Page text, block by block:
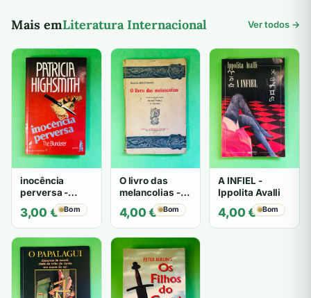
Mais emLiteratura Internacional Ver todos →
inocência
perversa -
PATRICIA
HIGHSMITH
3,00 € Bom
O livro das
melancolias -
Mantegazza
4,00€ Bom
A INFIEL -
Ippolita Avalli
4,00€ Bom